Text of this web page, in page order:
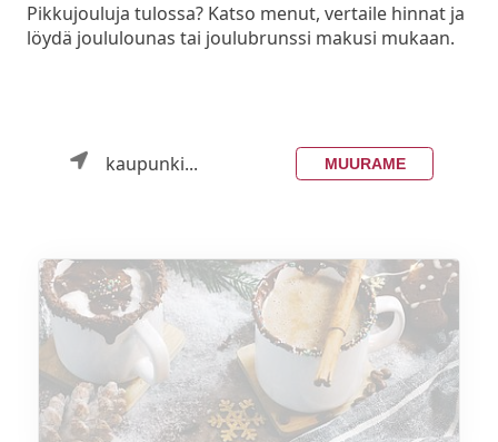
Pikkujouluja tulossa? Katso menut, vertaile hinnat ja
löydä joululounas tai joulubrunssi makusi mukaan.
kaupunki... MUURAME